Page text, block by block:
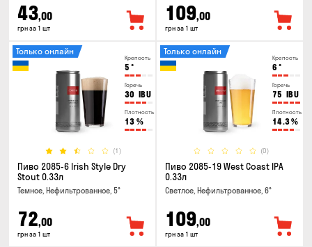
43,00
грн за 1 шт
109,00
грн за 1 шт
Крепость
5 °
Горечь
30 IBU
Плотность
13 %
(1)
Только онлайн
Пиво 2085-6 Irish Style Dry
Stout 0.33л
Темное, Нефильтрованное, 5°
72,00
грн за 1 шт
Крепость
6 °
Горечь
75 IBU
Плотность
14.3%
(0)
Только онлайн
Пиво 2085-19 West Coast IPA
0.33л
Светлое, Нефильтрованное, 6°
109,00
грн за 1 шт